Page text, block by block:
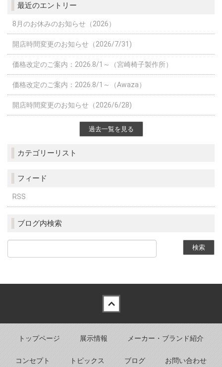
最近のエントリー
8月のお休みのお知らせ（2026）
開店時間変更のお知らせ（2026/7/31)
価格改定のご案内：2026.8/1～（宮崎椅子製作所）
価格改定のご案内：2026.8/1～（Awaza）
開店時間変更のお知らせ（2026/6/28)
過去一覧を見る
カテゴリーリスト
フィード
RSS
ブログ内検索
トップページ 展示情報 メーカー・ブランド紹介
コンセプト トピックス ブログ お問い合わせ
Back to top